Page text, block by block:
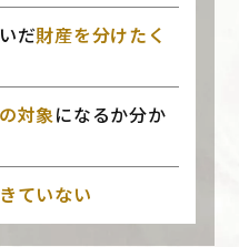
だ財産を分けたく
対象になるか分か
ていない